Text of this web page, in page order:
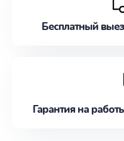
Бесплатный
Гарантия на